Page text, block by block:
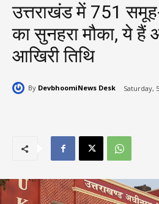
उत्तराखंड में 751 समूह-
का सुनहरा मौका, ये
आखिरी तिथि
By DevbhoomiNews Desk Saturday,